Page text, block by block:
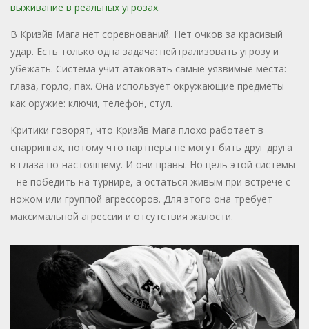
выживание в реальных угрозах.
В Криэйв Мага нет соревнований. Нет очков за красивый
удар. Есть только одна задача: нейтрализовать угрозу и
убежать. Система учит атаковать самые уязвимые места:
глаза, горло, пах. Она использует окружающие предметы
как оружие: ключи, телефон, стул.
Критики говорят, что Криэйв Мага плохо работает в
спаррингах, потому что партнеры не могут бить друг друга
в глаза по-настоящему. И они правы. Но цель этой системы
- не победить на турнире, а остаться живым при встрече с
ножом или группой агрессоров. Для этого она требует
максимальной агрессии и отсутствия жалости.